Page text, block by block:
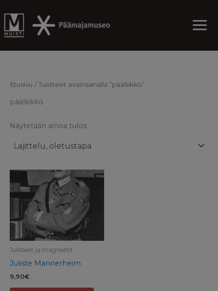
to
content
Etusivu / Tuotteet avainsanalla “päälliikkö”
päälliikkö
Näytetään ainoa tulos
Julisteet ja magneetit
Juliste Mannerheim
9,90€